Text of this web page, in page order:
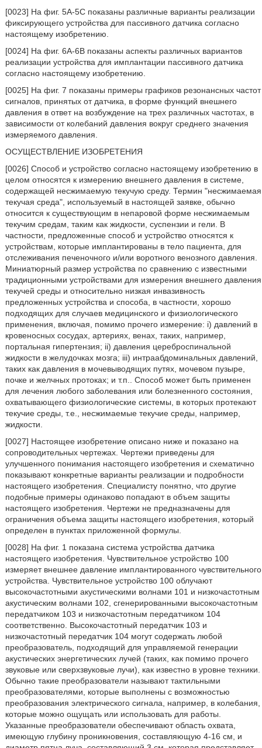
[0023] На фиг. 5A-5C показаны различные варианты реализации
фиксирующего устройства для пассивного датчика согласно
настоящему изобретению.
[0024] На фиг. 6A-6B показаны аспекты различных вариантов
реализации устройства для имплантации пассивного датчика
согласно настоящему изобретению.
[0025] На фиг. 7 показаны примеры графиков резонансных частот
сигналов, принятых от датчика, в форме функций внешнего
давления в ответ на возбуждение на трех различных частотах, в
зависимости от колебаний давления вокруг среднего значения
измеряемого давления.
ОСУЩЕСТВЛЕНИЕ ИЗОБРЕТЕНИЯ
[0026] Способ и устройство согласно настоящему изобретению в
целом относятся к измерению внешнего давления в системе,
содержащей несжимаемую текучую среду. Термин "несжимаемая
текучая среда", используемый в настоящей заявке, обычно
относится к существующим в непаровой форме несжимаемым
текучим средам, таким как жидкости, суспензии и гели. В
частности, предложенные способ и устройство относятся к
устройствам, которые имплантированы в тело пациента, для
отслеживания печеночного и/или воротного венозного давления.
Миниатюрный размер устройства по сравнению с известными
традиционными устройствами для измерения внешнего давления
текучей среды и относительно низкая инвазивность
предложенных устройства и способа, в частности, хорошо
подходящих для случаев медицинского и физиологического
применения, включая, помимо прочего измерение: i) давлений в
кровеносных сосудах, артериях, венах, таких, например,
портальная гипертензия; ii) давления цереброспинальной
жидкости в желудочках мозга; iii) интраабдоминальных давлений,
таких как давления в мочевыводящих путях, мочевом пузыре,
почке и желчных протоках; и т.п.. Способ может быть применен
для лечения любого заболевания или болезненного состояния,
охватывающего физиологические системы, в которых протекают
текучие среды, т.е., несжимаемые текучие среды, например,
жидкости.
[0027] Настоящее изобретение описано ниже и показано на
сопроводительных чертежах. Чертежи приведены для
улучшенного понимания настоящего изобретения и схематично
показывают конкретные варианты реализации и подробности
настоящего изобретения. Специалисту понятно, что другие
подобные примеры одинаково попадают в объем защиты
настоящего изобретения. Чертежи не предназначены для
ограничения объема защиты настоящего изобретения, который
определен в пунктах приложенной формулы.
[0028] На фиг. 1 показана система устройства датчика
настоящего изобретения. Чувствительное устройство 100
измеряет внешнее давление имплантированного чувствительного
устройства. Чувствительное устройство 100 облучают
высокочастотными акустическими волнами 101 и низкочастотным
акустическим волнами 102, сгенерированными высокочастотным
передатчиком 103 и низкочастотным передатчиком 104
соответственно. Высокочастотный передатчик 103 и
низкочастотный передатчик 104 могут содержать любой
преобразователь, подходящий для управляемой генерации
акустических энергетических лучей (таких, как помимо прочего
звуковые или сверхзвуковые лучи), как известно в уровне техники.
Обычно такие преобразователи называют тактильными
преобразователями, которые выполнены с возможностью
преобразования электрического сигнала, например, в колебания,
которые можно ощущать или использовать для работы.
Указанные преобразователи обеспечивают область охвата,
имеющую глубину проникновения, составляющую 4-16 см, и